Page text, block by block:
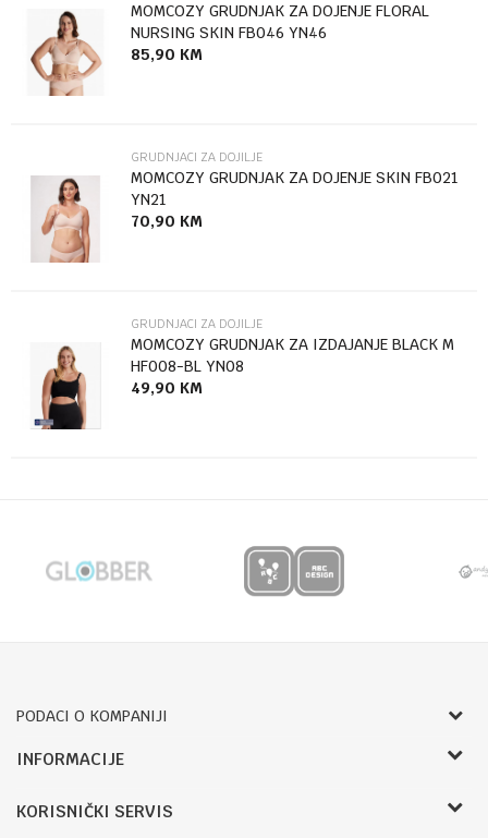
Uživajte, razmjenjujte nježnost i ljubav maženjem i
Poruka
Anti-spam zaštita - izračunajte koliko je 6 - 1 :
MOMCOZY GRUDNJAK ZA DOJENJE FLORAL
NURSING SKIN FB046 YN46
85,90 KM
GRUDNJACI ZA DOJILJE
MOMCOZY GRUDNJAK ZA DOJENJE SKIN FB021
YN21
70,90 KM
GRUDNJACI ZA DOJILJE
MOMCOZY GRUDNJAK ZA IZDAJANJE BLACK M
HF008-BL YN08
49,90 KM
PODACI O KOMPANIJI
Bojprom d.o.o.
Pave Radana 16
INFORMACIJE
O nama
KORISNIČKI SERVIS